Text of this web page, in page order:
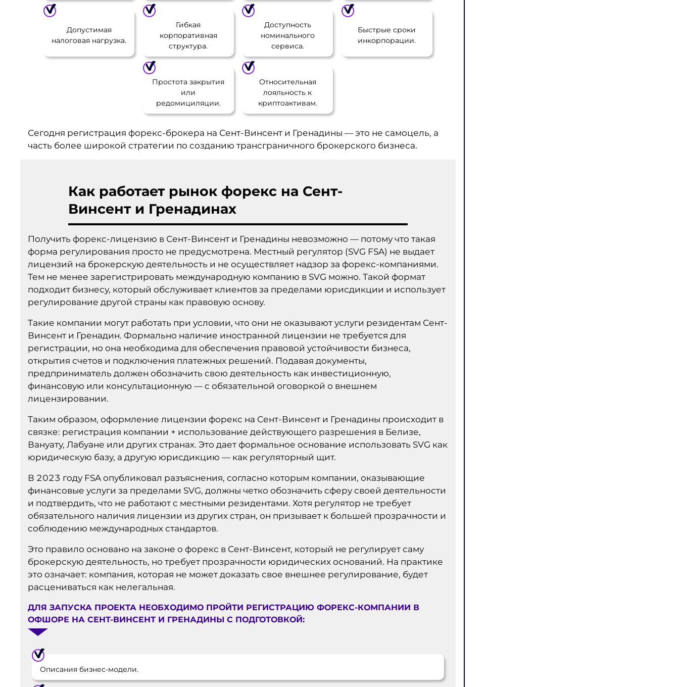
Допустимая
налоговая нагрузка.
Гибкая
корпоративная
структура.
Доступность
номинального
сервиса.
Быстрые сроки
инкорпорации.
Простота закрытия
или
редомициляции.
Относительная
лояльность к
криптоактивам.
Сегодня регистрация форекс-брокера на Сент-Винсент и Гренадины — это не самоцель, а
часть более широкой стратегии по созданию трансграничного брокерского бизнеса.
Как работает рынок форекс на Сент-
Винсент и Гренадинах
Получить форекс-лицензию в Сент-Винсент и Гренадины невозможно — потому что такая
форма регулирования просто не предусмотрена. Местный регулятор (SVG FSA) не выдает
лицензий на брокерскую деятельность и не осуществляет надзор за форекс-компаниями.
Тем не менее зарегистрировать международную компанию в SVG можно. Такой формат
подходит бизнесу, который обслуживает клиентов за пределами юрисдикции и использует
регулирование другой страны как правовую основу.
Такие компании могут работать при условии, что они не оказывают услуги резидентам Сент-
Винсент и Гренадин. Формально наличие иностранной лицензии не требуется для
регистрации, но она необходима для обеспечения правовой устойчивости бизнеса,
открытия счетов и подключения платежных решений. Подавая документы,
предприниматель должен обозначить свою деятельность как инвестиционную,
финансовую или консультационную — с обязательной оговоркой о внешнем
лицензировании.
Таким образом, оформление лицензии форекс на Сент-Винсент и Гренадины происходит в
связке: регистрация компании + использование действующего разрешения в Белизе,
Вануату, Лабуане или других странах. Это дает формальное основание использовать SVG как
юридическую базу, а другую юрисдикцию — как регуляторный щит.
В 2023 году FSA опубликовал разъяснения, согласно которым компании, оказывающие
финансовые услуги за пределами SVG, должны четко обозначить сферу своей деятельности
и подтвердить, что не работают с местными резидентами. Хотя регулятор не требует
обязательного наличия лицензии из других стран, он призывает к большей прозрачности и
соблюдению международных стандартов.
Это правило основано на законе о форекс в Сент-Винсент, который не регулирует саму
брокерскую деятельность, но требует прозрачности юридических оснований. На практике
это означает: компания, которая не может доказать свое внешнее регулирование, будет
расцениваться как нелегальная.
ДЛЯ ЗАПУСКА ПРОЕКТА НЕОБХОДИМО ПРОЙТИ РЕГИСТРАЦИЮ ФОРЕКС-КОМПАНИИ В
ОФШОРЕ НА СЕНТ-ВИНСЕНТ И ГРЕНАДИНЫ С ПОДГОТОВКОЙ:
Описания бизнес-модели.